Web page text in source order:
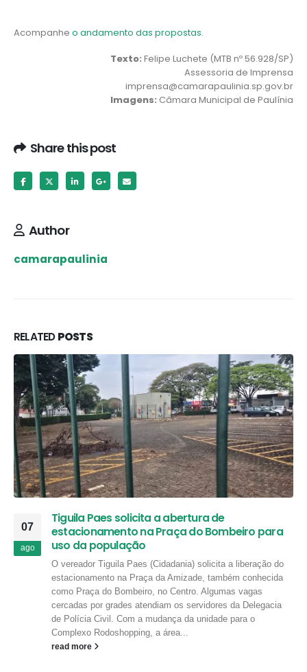
Acompanhe o andamento das propostas.
Texto: Felipe Luchete (MTB nº 56.928/SP)
Assessoria de Imprensa
imprensa@camarapaulinia.sp.gov.br
Imagens: Câmara Municipal de Paulínia
Share this post
Author
camarapaulinia
RELATEDPOSTS
07
ago
Tiguila Paes solicita a abertura de
estacionamento na Praça do Bombeiro para
uso da população
O vereador Tiguila Paes (Cidadania) solicita a liberação do
estacionamento na Praça da Amizade, também conhecida
como Praça do Bombeiro, no Centro. Algumas vagas
cercadas por grades atendiam os servidores da Delegacia
de Polícia Civil. Com a mudança da unidade para o
Complexo Rodoshopping, a área...
read more